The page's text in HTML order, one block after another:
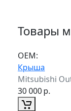
Товары
ОЕМ:
Крыша
Mitsubishi
30 000р.